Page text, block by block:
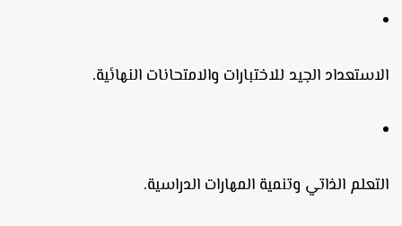
الجيد للاختبارات والامتحانات النهائية.
الذاتي وتنمية المهارات الدراسية.